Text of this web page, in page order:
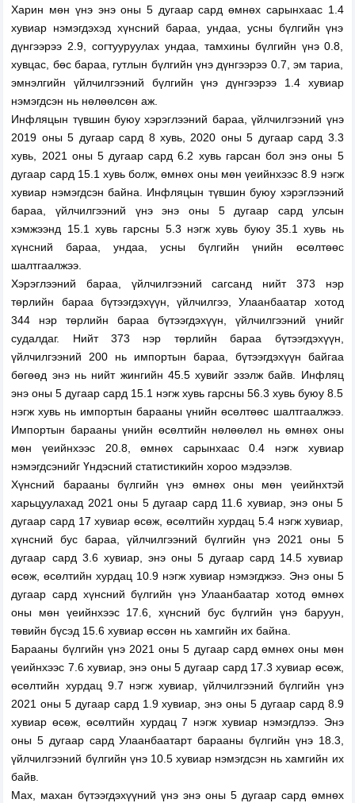
Харин мөн үнэ энэ оны 5 дугаар сард өмнөх сарынхаас 1.4
хувиар нэмэгдэхэд хүнсний бараа, ундаа, усны бүлгийн үнэ
дүнгээрээ 2.9, согтууруулах ундаа, тамхины бүлгийн үнэ 0.8,
хувцас, бөс бараа, гутлын бүлгийн үнэ дүнгээрээ 0.7, эм тариа,
эмнэлгийн үйлчилгээний бүлгийн үнэ дүнгээрээ 1.4 хувиар
нэмэгдсэн нь нөлөөлсөн аж.
Инфляцын түвшин буюу хэрэглээний бараа, үйлчилгээний үнэ
2019 оны 5 дугаар сард 8 хувь, 2020 оны 5 дугаар сард 3.3
хувь, 2021 оны 5 дугаар сард 6.2 хувь гарсан бол энэ оны 5
дугаар сард 15.1 хувь болж, өмнөх оны мөн үеийнхээс 8.9 нэгж
хувиар нэмэгдсэн байна. Инфляцын түвшин буюу хэрэглээний
бараа, үйлчилгээний үнэ энэ оны 5 дугаар сард улсын
хэмжээнд 15.1 хувь гарсны 5.3 нэгж хувь буюу 35.1 хувь нь
хүнсний бараа, ундаа, усны бүлгийн үнийн өсөлтөөс
шалтгаалжээ.
Хэрэглээний бараа, үйлчилгээний сагсанд нийт 373 нэр
төрлийн бараа бүтээгдэхүүн, үйлчилгээ, Улаанбаатар хотод
344 нэр төрлийн бараа бүтээгдэхүүн, үйлчилгээний үнийг
судалдаг. Нийт 373 нэр төрлийн бараа бүтээгдэхүүн,
үйлчилгээний 200 нь импортын бараа, бүтээгдэхүүн байгаа
бөгөөд энэ нь нийт жингийн 45.5 хувийг эзэлж байв. Инфляц
энэ оны 5 дугаар сард 15.1 нэгж хувь гарсны 56.3 хувь буюу 8.5
нэгж хувь нь импортын барааны үнийн өсөлтөөс шалтгаалжээ.
Импортын барааны үнийн өсөлтийн нөлөөлөл нь өмнөх оны
мөн үеийнхээс 20.8, өмнөх сарынхаас 0.4 нэгж хувиар
нэмэгдсэнийг Үндэсний статистикийн хороо мэдээлэв.
Хүнсний барааны бүлгийн үнэ өмнөх оны мөн үеийнхтэй
харьцуулахад 2021 оны 5 дугаар сард 11.6 хувиар, энэ оны 5
дугаар сард 17 хувиар өсөж, өсөлтийн хурдац 5.4 нэгж хувиар,
хүнсний бус бараа, үйлчилгээний бүлгийн үнэ 2021 оны 5
дугаар сард 3.6 хувиар, энэ оны 5 дугаар сард 14.5 хувиар
өсөж, өсөлтийн хурдац 10.9 нэгж хувиар нэмэгджээ. Энэ оны 5
дугаар сард хүнсний бүлгийн үнэ Улаанбаатар хотод өмнөх
оны мөн үеийнхээс 17.6, хүнсний бус бүлгийн үнэ баруун,
төвийн бүсэд 15.6 хувиар өссөн нь хамгийн их байна.
Барааны бүлгийн үнэ 2021 оны 5 дугаар сард өмнөх оны мөн
үеийнхээс 7.6 хувиар, энэ оны 5 дугаар сард 17.3 хувиар өсөж,
өсөлтийн хурдац 9.7 нэгж хувиар, үйлчилгээний бүлгийн үнэ
2021 оны 5 дугаар сард 1.9 хувиар, энэ оны 5 дугаар сард 8.9
хувиар өсөж, өсөлтийн хурдац 7 нэгж хувиар нэмэгдлээ. Энэ
оны 5 дугаар сард Улаанбаатарт барааны бүлгийн үнэ 18.3,
үйлчилгээний бүлгийн үнэ 10.5 хувиар нэмэгдсэн нь хамгийн их
байв.
Мах, махан бүтээгдэхүүний үнэ энэ оны 5 дугаар сард өмнөх